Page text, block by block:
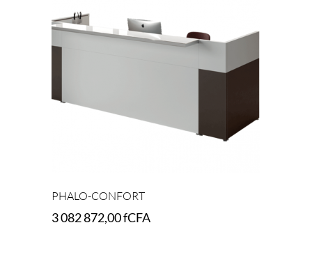
PHALO-CONFORT
3 082 872,00fCFA